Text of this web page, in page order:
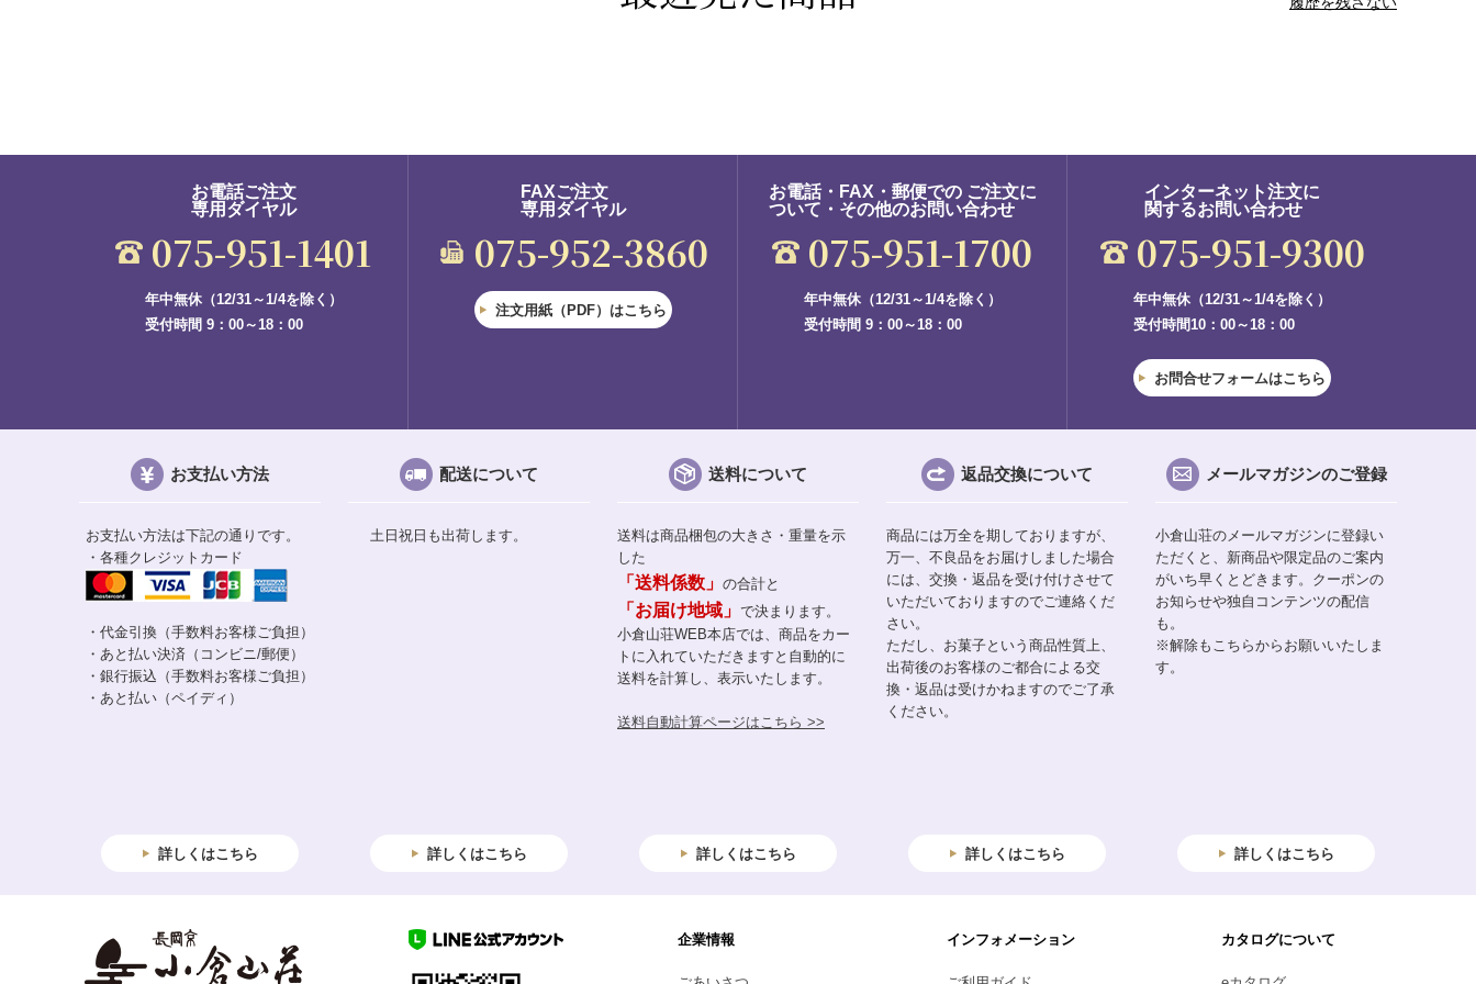
お電話ご注文
専用ダイヤル
075-951-1401
年中無休（12/31～1/4を除く）
受付時間 9：00～18：00
FAXご注文
専用ダイヤル
075-952-3860
注文用紙（PDF）はこちら
お電話・FAX・郵便での ご注文に
ついて・その他のお問い合わせ
075-951-1700
年中無休（12/31～1/4を除く）
受付時間 9：00～18：00
インターネット注文に
関するお問い合わせ
075-951-9300
年中無休（12/31～1/4を除く）
受付時間10：00～18：00
お問合せフォームはこちら
お支払い方法
お支払い方法は下記の通りです。
・各種クレジットカード
・代金引換（手数料お客様ご負担）
・あと払い決済（コンビニ/郵便）
・銀行振込（手数料お客様ご負担）
・あと払い（ペイディ）
詳しくはこちら
配送について
土日祝日も出荷します。
詳しくはこちら
送料について
送料は商品梱包の大きさ・重量を示
した
「送料係数」 の合計と
「お届け地域」 で決まります。
小倉山荘WEB本店では、商品をカー
トに入れていただきますと自動的に
送料を計算し、表示いたします。
送料自動計算ページはこちら >>
詳しくはこちら
返品交換について
商品には万全を期しておりますが、
万一、不良品をお届けしました場合
には、交換・返品を受け付けさせて
いただいておりますのでご連絡くだ
さい。
ただし、お菓子という商品性質上、
出荷後のお客様のご都合による交
換・返品は受けかねますのでご了承
ください。
詳しくはこちら
メールマガジンのご登録
小倉山荘のメールマガジンに登録い
ただくと、新商品や限定品のご案内
がいち早くとどきます。クーポンの
お知らせや独自コンテンツの配信
も。
※解除もこちらからお願いいたしま
す。
詳しくはこちら
企業情報 インフォメーション カタログについて